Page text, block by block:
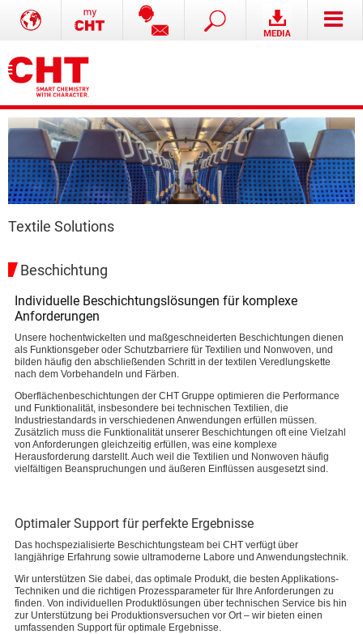
Textile Solutions
Beschichtung
Individuelle Beschichtungslösungen für komplexe
Anforderungen
Unsere hochentwickelten und maßgeschneiderten Beschichtungen dienen
als Funktionsgeber oder Schutzbarriere für Textilien und Nonwoven, und
bilden häufig den abschließenden Schritt in der textilen Veredlungskette
nach dem Vorbehandeln und Färben.
Oberflächenbeschichtungen der CHT Gruppe optimieren die Performance
und Funktionalität, insbesondere bei technischen Textilien, die
Industriestandards in verschiedenen Anwendungen erfüllen müssen.
Zusätzlich muss die Funktionalität unserer Beschichtungen oft eine Vielzahl
von Anforderungen gleichzeitig erfüllen, was eine komplexe
Herausforderung darstellt. Auch weil die Textilien und Nonwoven häufig
vielfältigen Beanspruchungen und äußeren Einflüssen ausgesetzt sind.
Optimaler Support für perfekte Ergebnisse
Das hochspezialisierte Beschichtungsteam bei CHT verfügt über
langjährige Erfahrung sowie ultramoderne Labore und Anwendungstechnik.
Wir unterstützen Sie dabei, das optimale Produkt, die besten Applikations-
Techniken und die richtigen Prozessparameter für Ihre Anforderungen zu
finden. Von individuellen Produktlösungen über technischen Service bis hin
zur Unterstützung bei Produktionsversuchen vor Ort – wir bieten einen
umfassenden Support für optimale Ergebnisse.